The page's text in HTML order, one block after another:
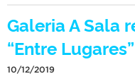
Galeria A Sala
“Entre Lugares”
10/12/2019